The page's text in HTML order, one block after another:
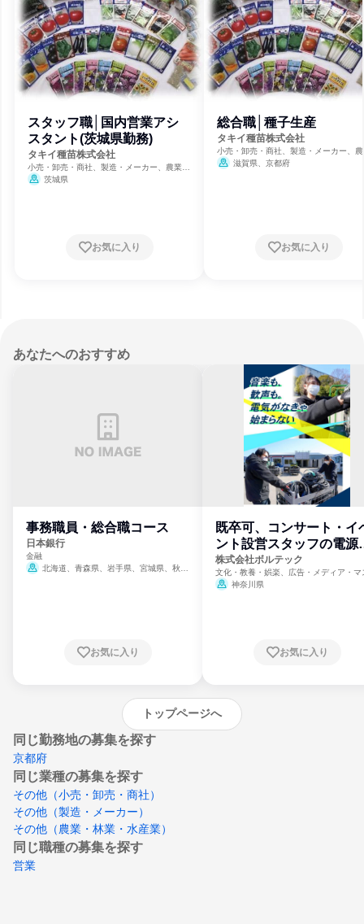
スタッフ職│国内営業アシ
スタント(茨城県勤務)
タキイ種苗株式会社
小売・卸売・商社、製造・メーカー、農業・
林業・水産業
茨城県
お気に入り
総合職│種子生産
タキイ種苗株式会社
小売・卸売・商社、製造・メーカー、
林業・水産業
滋賀県、京都府
お気に入り
あなたへのおすすめ
事務職員・総合職コース
日本銀行
金融
北海道、青森県、岩手県、宮城県、秋田
崎県、熊本県、大分県、宮崎県、鹿児島県、
お気に入り
既卒可、コンサート・イ
ント設営スタッフの電源
門
株式会社ボルテック
文化・教養・娯楽、広告・メディア・マ
ミ、電力・ガス・水道・エネルギー
神奈川県
お気に入り
トップページへ
同じ勤務地の募集を探す
京都府
同じ業種の募集を探す
その他（小売・卸売・商社）
その他（製造・メーカー）
その他（農業・林業・水産業）
同じ職種の募集を探す
営業